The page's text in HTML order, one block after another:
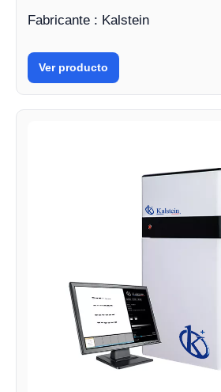
Fabricante : Kalstein
Ver producto